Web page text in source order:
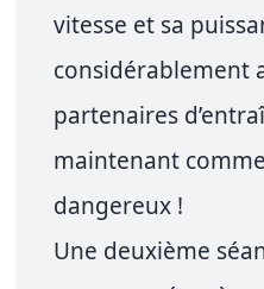
vitesse et sa
considérablement
partenaires
maintenant
dangereux !
Une deuxième